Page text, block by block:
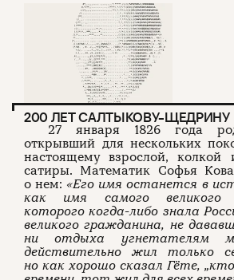
200 ЛЕТ САЛТЫКОВУ-ЩЕДРИНУ
27 января 1826 года
открывший для нескольких
настоящему взрослой, колкой
сатиры. Математик Софья
о нем: «Его имя останется в
как имя самого великого
которого когда-либо знала
великого гражданина, не
ни отдыха угнетателям
действительно жил только
но как хорошо сказал Гёте,
Подписаться на журнал
Пользовательское соглашение
Политика конфиденциальности
(c) ЧТИВО 2026. Все права защищены
Разработка:Astroshock